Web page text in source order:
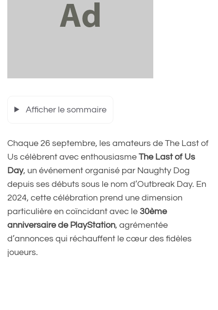
Afficher le sommaire
Chaque 26 septembre, les amateurs de The Last of
Us célèbrent avec enthousiasme The Last of Us
Day, un événement organisé par Naughty Dog
depuis ses débuts sous le nom d’Outbreak Day. En
2024, cette célébration prend une dimension
particulière en coïncidant avec le 30ème
anniversaire de PlayStation, agrémentée
d’annonces qui réchauffent le cœur des fidèles
joueurs.